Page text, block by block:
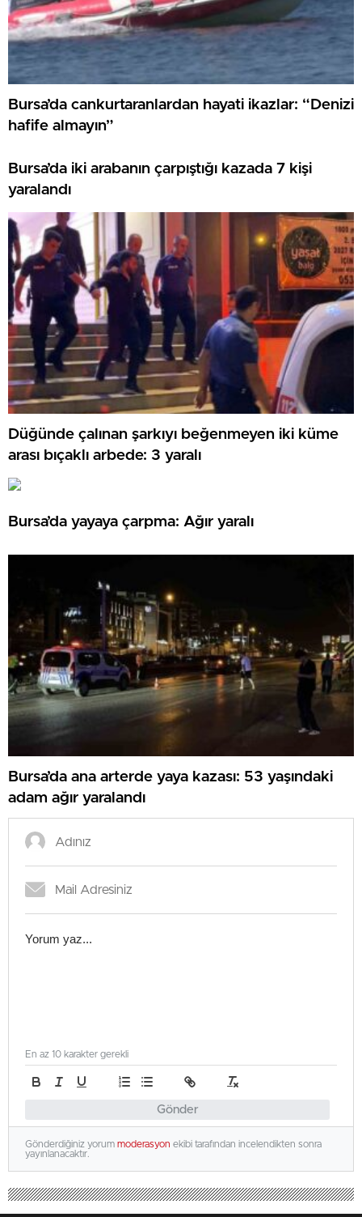
Bursa’da cankurtaranlardan hayati ikazlar: “Denizi
hafife almayın”
Bursa’da iki arabanın çarpıştığı kazada 7 kişi
yaralandı
Düğünde çalınan şarkıyı beğenmeyen iki küme
arası bıçaklı arbede: 3 yaralı
Bursa’da yayaya çarpma: Ağır yaralı
Bursa’da ana arterde yaya kazası: 53 yaşındaki
adam ağır yaralandı
Gönder
En az 10 karakter gerekli
Gönderdiğiniz yorum moderasyon ekibi tarafından incelendikten sonra
yayınlanacaktır.